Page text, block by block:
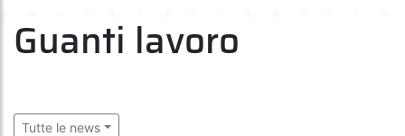
Guanti lavoro
Tutte le news